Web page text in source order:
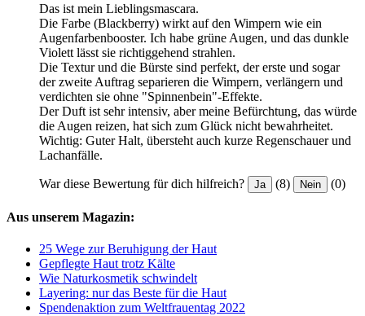
Das ist mein Lieblingsmascara.
Die Farbe (Blackberry) wirkt auf den Wimpern wie ein
Augenfarbenbooster. Ich habe grüne Augen, und das dunkle
Violett lässt sie richtiggehend strahlen.
Die Textur und die Bürste sind perfekt, der erste und sogar
der zweite Auftrag separieren die Wimpern, verlängern und
verdichten sie ohne "Spinnenbein"-Effekte.
Der Duft ist sehr intensiv, aber meine Befürchtung, das würde
die Augen reizen, hat sich zum Glück nicht bewahrheitet.
Wichtig: Guter Halt, übersteht auch kurze Regenschauer und
Lachanfälle.
War diese Bewertung für dich hilfreich? Ja (8) Nein (0)
Aus unserem Magazin:
25 Wege zur Beruhigung der Haut
Gepflegte Haut trotz Kälte
Wie Naturkosmetik schwindelt
Layering: nur das Beste für die Haut
Spendenaktion zum Weltfrauentag 2022